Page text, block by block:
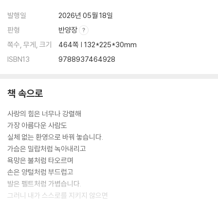
발행일
2026년 05월 18일
판형
반양장
쪽수, 무게, 크기
464쪽 | 132*225*30mm
ISBN13
9788937464928
책 속으로
사랑의 힘은 너무나 강렬해
가장 아름다운 사람도
실체 없는 환영으로 바꿔 놓습니다.
가슴은 밀랍처럼 녹아내리고
욕망은 불처럼 타오르며
손은 양털처럼 부드럽고
발은 펠트처럼 가볍습니다.
그러니 내가 스스로를 지키지 않으면